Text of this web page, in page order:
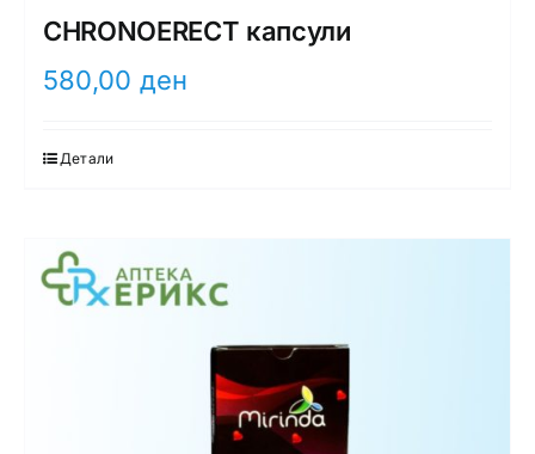
CHRONOERECT капсули
580,00 ден
Детали